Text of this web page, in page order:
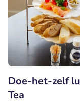
Doe-het-zelf
Tea